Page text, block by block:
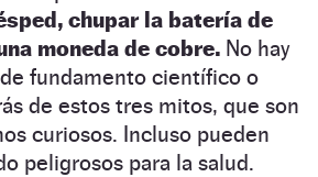
chupar la batería de
moneda de cobre. No hay
fundamento científico o
de estos tres mitos, que son
curiosos. Incluso pueden
peligrosos para la salud.